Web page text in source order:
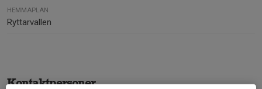
HEMMAPLAN
Ryttarvallen
Kontaktpersoner